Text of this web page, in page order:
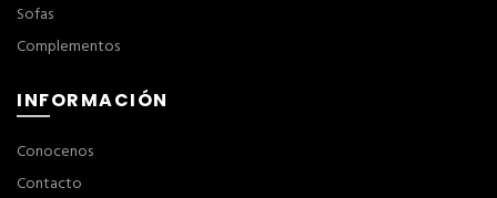
Sofas
Complementos
INFORMACIÓN
Conocenos
Contacto